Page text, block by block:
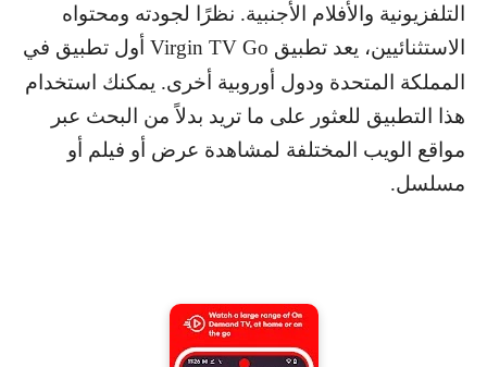
التلفزيونية والأفلام الأجنبية. نظرًا لجودته ومحتواه
الاستثنائيين، يعد تطبيق Virgin TV Go أول تطبيق في
المملكة المتحدة ودول أوروبية أخرى. يمكنك استخدام
هذا التطبيق للعثور على ما تريد بدلاً من البحث عبر
مواقع الويب المختلفة لمشاهدة عرض أو فيلم أو
مسلسل.